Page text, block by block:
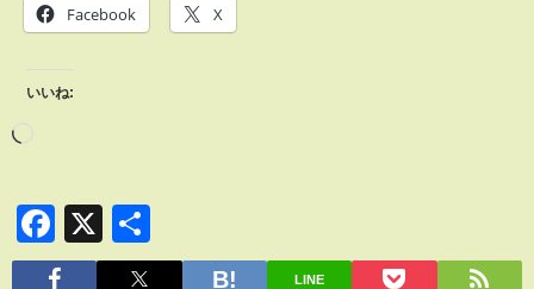
Facebook X
いいね:
Facebook
X
有
LINE